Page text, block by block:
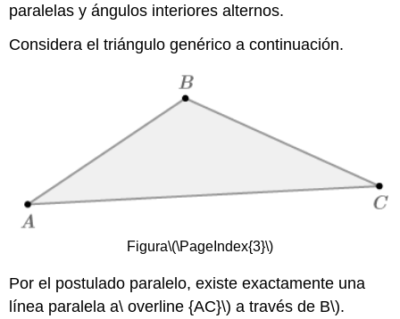
paralelas y ángulos interiores alternos.
Considera el triángulo genérico a continuación.
Figura\(\PageIndex{3}\)
Por el postulado paralelo, existe exactamente una
línea paralela a\ overline {AC}\) a través de B\).